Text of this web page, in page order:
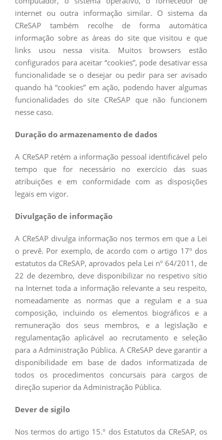
internet ou outra informação similar. O sistema da
CReSAP também recolhe de forma automática
informação sobre as áreas do site que visitou e que
links usou nessa visita. Muitos browsers estão
configurados para aceitar “cookies”, pode desativar essa
funcionalidade se o desejar ou pedir para ser avisado
quando há “cookies” em ação, podendo haver algumas
funcionalidades do site CReSAP que não funcionem
nesse caso.
Duração do armazenamento de dados
A CReSAP retém a informação pessoal identificável pelo
tempo que for necessário no exercício das suas
atribuições e em conformidade com as disposições
legais em vigor.
Divulgação de informação
A CReSAP divulga informação nos termos em que a Lei
o prevê. Por exemplo, de acordo com o artigo 17º dos
estatutos da CReSAP, aprovados pela Lei nº 64/2011, de
22 de dezembro, deve disponibilizar no respetivo sítio
na Internet toda a informação relevante a seu respeito,
nomeadamente as normas que a regulam e a sua
composição, incluindo os elementos biográficos e a
remuneração dos seus membros, e a legislação e
regulamentação aplicável ao recrutamento e seleção
para a Administração Pública. A CReSAP deve garantir a
disponibilidade em base de dados informatizada de
todos os procedimentos concursais para cargos de
direção superior da Administração Pública.
Dever de sigilo
Nos termos do artigo 15.º dos Estatutos da CReSAP, os